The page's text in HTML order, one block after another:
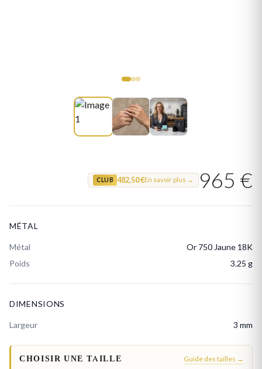
CLUB 482,50 €En savoir plus → 965 €
MÉTAL
Métal
Or 750 Jaune 18K
Poids
3.25 g
DIMENSIONS
Largeur 3 mm
CHOISIR UNE TAILLE Guide des tailles →